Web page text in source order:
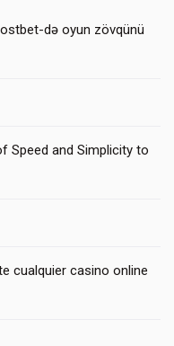
də oyun zövqünü
Speed and Simplicity to
cualquier casino online